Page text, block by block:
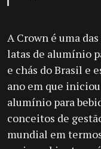
A Crown é uma
latas de alumínio
e chás do Brasil e
ano em que
alumínio para
conceitos de
mundial em